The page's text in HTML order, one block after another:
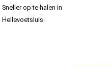
Sneller op te halen in
Hellevoetsluis.